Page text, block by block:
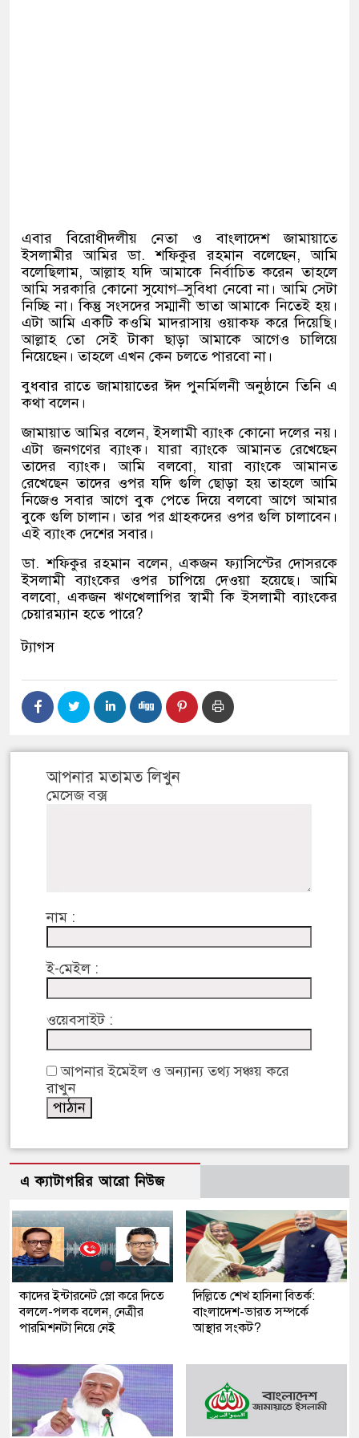
এবার বিরোধীদলীয় নেতা ও বাংলাদেশ জামায়াতে
ইসলামীর আমির ডা.শফিকুর রহমান বলেছেন,আমি
বলেছিলাম,আল্লাহ যদি আমাকে নির্বাচিত করেন তাহলে
আমি সরকারি কোনো সুযোগ–সুবিধা নেবো না। আমি সেটা
নিচ্ছি না। কিন্তু সংসদের সম্মানী ভাতা আমাকে নিতেই হয়।
এটা আমি একটি কওমি মাদরাসায় ওয়াকফ করে দিয়েছি।
আল্লাহ তো সেই টাকা ছাড়া আমাকে আগেও চালিয়ে
নিয়েছেন। তাহলে এখন কেন চলতে পারবো না।
বুধবার রাতে জামায়াতের ঈদ পুনর্মিলনী অনুষ্ঠানে তিনি এ
কথা বলেন।
জামায়াত আমির বলেন,ইসলামী ব্যাংক কোনো দলের নয়।
এটা জনগণের ব্যাংক। যারা ব্যাংকে আমানত রেখেছেন
তাদের ব্যাংক। আমি বলবো,যারা ব্যাংকে আমানত
রেখেছেন তাদের ওপর যদি গুলি ছোড়া হয় তাহলে আমি
নিজেও সবার আগে বুক পেতে দিয়ে বলবো আগে আমার
বুকে গুলি চালান। তার পর গ্রাহকদের ওপর গুলি চালাবেন।
এই ব্যাংক দেশের সবার।
ডা.শফিকুর রহমান বলেন, একজন ফ্যাসিস্টের দোসরকে
ইসলামী ব্যাংকের ওপর চাপিয়ে দেওয়া হয়েছে। আমি
বলবো, একজন ঋণখেলাপির স্বামী কি ইসলামী ব্যাংকের
চেয়ারম্যান হতে পারে?
ট্যাগস
আপনার মতামত লিখুন
মেসেজ বক্স
নাম :
ই-মেইল :
ওয়েবসাইট :
আপনার ইমেইল ও অন্যান্য তথ্য সঞ্চয় করে
রাখুন
এ ক্যাটাগরির আরো নিউজ
কাদের ইন্টারনেট স্লো করে দিতে
বললে-পলক বলেন, নেত্রীর
পারমিশনটা নিয়ে নেই
দিল্লিতে শেখ হাসিনা বিতর্ক:
বাংলাদেশ-ভারত সম্পর্কে
আস্থার সংকট?